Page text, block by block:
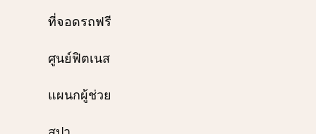
ที่จอดรถฟรี
ศูนย์ฟิตเนส
แผนกผู้ช่วย